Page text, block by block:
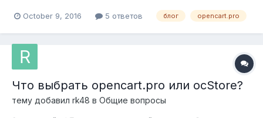
значение Нажать на кнопку Insert link 1-ый раз - ничего не
October 9, 2016 5 ответов блог opencart.pro
Что выбрать opencart.pro или ocStore?
тему добавил rk48 в Общие вопросы